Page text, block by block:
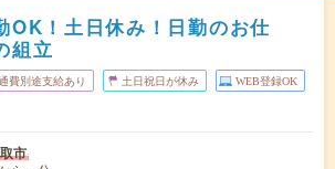
OK！土日休み！日勤のお仕
組立
費別途支給あり 土日祝日が休み WEB登録OK
市